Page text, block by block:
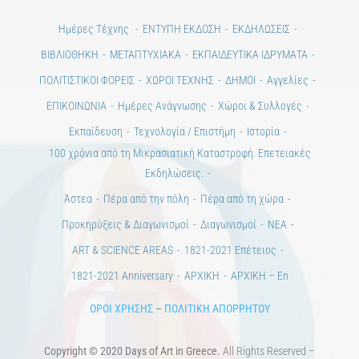
Ημέρες Τέχνης ΕΝΤΥΠΗ ΕΚΔΟΣΗ
ΕΚΔΗΛΩΣΕΙΣ
ΒΙΒΛΙΟΘΗΚΗ
ΜΕΤΑΠΤΥΧΙΑΚΑ
ΕΚΠΑΙΔΕΥΤΙΚΑ ΙΔΡΥΜΑΤΑ
ΠΟΛΙΤΙΣΤΙΚΟΙ ΦΟΡΕΙΣ
ΧΩΡΟΙ ΤΕΧΝΗΣ ΔΗΜΟΙ
Αγγελίες
ΕΠΙΚΟΙΝΩΝΙΑ
Ημέρες Ανάγνωσης
Χώροι & Συλλογές
Εκπαίδευση
Τεχνολογία / Επιστήμη
Ιστορία
100 χρόνια από τη Μικρασιατική Καταστροφή. Επετειακές
Εκδηλώσεις.
Άστεα
Πέρα από την πόλη
Πέρα από τη χώρα
Προκηρύξεις & Διαγωνισμοί
Διαγωνισμοί
ΝΕΑ
ART & SCIENCE AREAS
1821-2021 Επέτειος
1821-2021 Anniversary
ΑΡΧΙΚΗ ΑΡΧΙΚΗ – En
ΟΡΟΙ ΧΡΗΣΗΣ– ΠΟΛΙΤΙΚΗ ΑΠΟΡΡΗΤΟΥ
Copyright © 2020 Days of Art in Greece. All Rights Reserved –